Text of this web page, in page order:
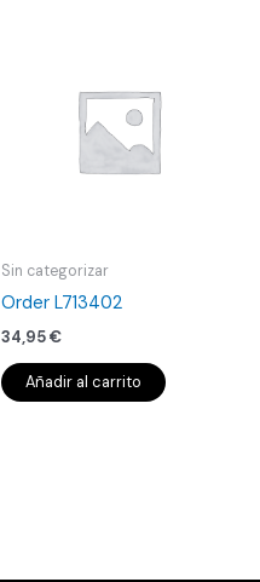
Sin categorizar
Order L713402
34,95€
Añadir al carrito